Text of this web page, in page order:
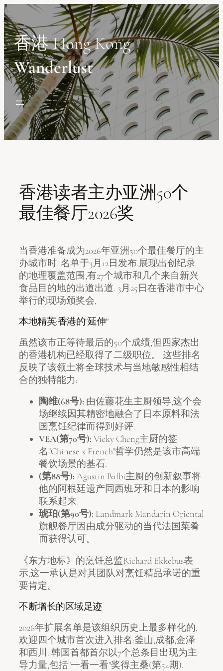
Skip
to
content
香港 Hong Kong
Wanderlust
香港读者主办亚洲50个
最佳餐厅2026奖
当香港准备成为2026年亚洲50个最佳餐厅的主
办城市时, 名单于3月12日发布,展现出创纪录
的地理覆盖范围,有27个城市和几个来自新兴
食品目的地的出道出道. 3月25日在香港市中心
举行的现场颁奖会,
本地精英:香港的"延伸"
虽然该市正等待最后的50个成绩,但四家杰出
的香港机构已经取得了二级职位。 这些排名
反映了该领土将全球技术与当地敏感性相结
合的独特能力:
陶维(68号): 由佐藤花生主厨领导,这个会
场继续因其精密地融合了日本原料和法
国烹饪纪律而得到好评.
VEA(第70号): Vicky Cheng主厨的签
名"Chinese x French"哲学仍然是该市高端
餐饮场景的基石.
(第88号): Agustin Balbi主厨的创新叙事将
他的阿根廷遗产同西班牙和日本的影响
联系起来,
琥珀(第90号): Landmark Mandarin Oriental
旗舰餐厅因由成分驱动的当代法国菜肴
而获得认可。
《东方地标》的烹饪总监Richard Ekkebus表
示,这一承认是对其团队对烹饪精品承诺的重
要肯定。
不断增长的区域足迹
2026年扩展名单是该组织历史上最多样化的,
欢迎四个城市首次进入排名:釜山,成都,金泽
和西川. 韩国首都首尔以7个总条目出现为主
导力量,包括"一看一看"奖得主桑(第54期).